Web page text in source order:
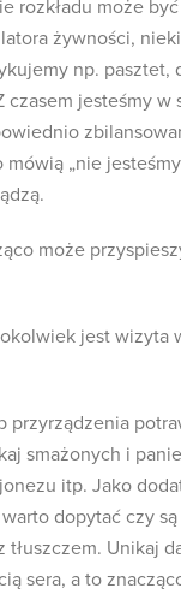
rozkładu może
żywności,
np. pasztet,
czasem jesteśmy
„nie
może
jest wizyta
przyrządzenia
smażonych i
itp. Jako
dopytać czy
Unikaj
sera, a to